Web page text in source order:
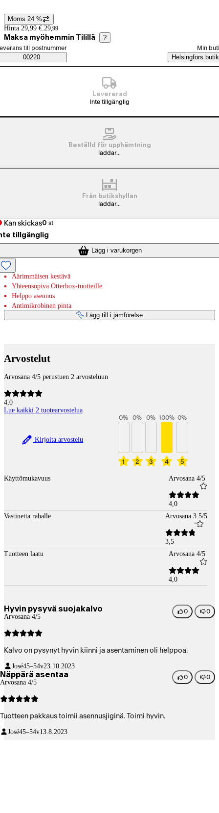
Prisinformation
Moms 24 %
Hinta 29,99 €. 29,99
Maksa myöhemmin Tilillä ?
Saatavuustiedot
beställningssätt
till postnummer
00220
Min
Helsingfors butik
Levererad
Inte tillgänglig
Beställd för upphämtning
laddar...
Från butikshyllan
laddar...
Kan skickas0 st
tillgänglig
Lägg i varukorgen
Äärimmäisen kestävä
Yhteensopiva Otterbox-tuotteille
Helppo asennus
Antimikrobinen pinta
Lägg till i jämförelse
Arvostelut
Arvosana 4/5 perustuen 2 arvosteluun
4,0
Lue kaikki 2 tuotearvostelua
Kirjoita arvostelu
1
0%
2
0%
3
0%
4
100%
5
0%
Käyttömukavuus Arvosana 4/5
4,0
Vastinetta rahalle
Arvosana 3.5/5
3,5
Tuotteen laatu
Arvosana 4/5
4,0
Hyvin pysyvä suojakalvo
Arvosana 4/5
0 0
Kalvo on pysynyt hyvin kiinni ja asentaminen oli helppoa.
José45–54v23.10.2023
Näppärä asentaa
Arvosana 4/5
0 0
Tuotteen pakkaus toimii asennusjiginä. Toimi hyvin.
José45–54v13.8.2023